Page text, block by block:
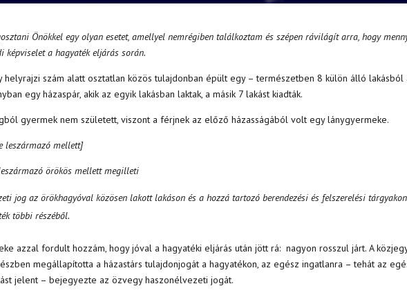
Önökkel egy olyan esetet, amellyel nemrégiben találkoztam és szépen rávilágít arra, hogy
képviselet a hagyaték eljárás során.
helyrajzi szám alatt osztatlan közös tulajdonban épült egy – természetben 8 külön álló lakásból
egy házaspár, akik az egyik lakásban laktak, a másik 7 lakást kiadták.
gyermek nem született, viszont a férjnek az előző házasságából volt egy lánygyermeke.
leszármazó mellett]
örökös mellett megilleti
jog az örökhagyóval közösen lakott lakáson és a hozzá tartozó berendezési és felszerelési
többi részéből.
azzal fordult hozzám, hogy jóval a hagyatéki eljárás után jött rá: nagyon rosszul járt. A
megállapította a házastárs tulajdonjogát a hagyatékon, az egész ingatlanra – tehát az
jelent – bejegyezte az özvegy haszonélvezeti jogát.